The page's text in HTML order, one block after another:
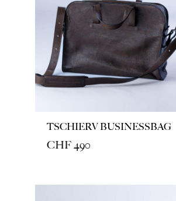
TSCHIERV BUSINESSBAG
CHF490